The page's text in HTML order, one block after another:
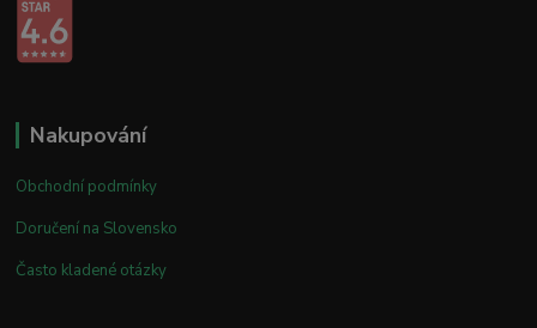
Nakupování
Obchodní podmínky
Doručení na Slovensko
Často kladené otázky